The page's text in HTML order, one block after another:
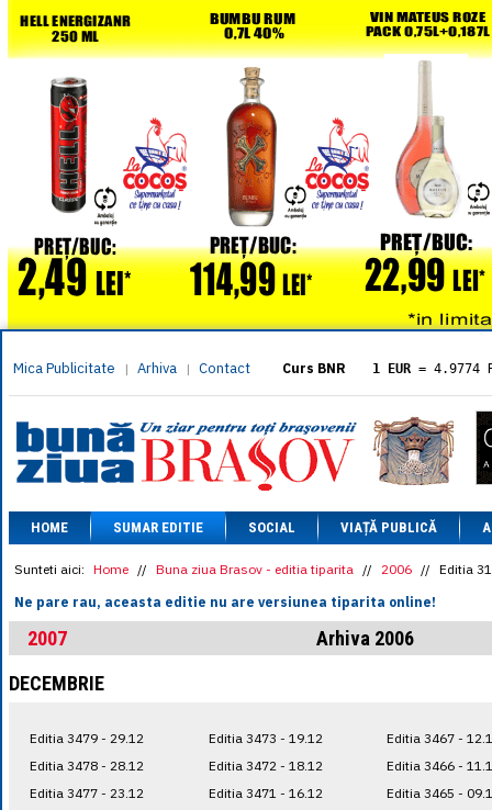
Mica Publicitate | Arhiva | Contact Curs BNR 1 EUR = 4.9774
= 5.8304
1 XAU= 464.4611
1 AED= 1.1933
1 AUD= 2.7957
1 BGN= 2.5449
1 CAD= 3.1559
1 CHF= 5.2813
1 CNY= 0.6015
1 DKK= 0.6668
1 EGP= 0.0860
1 HUF= 1.2223
1 MXN= 0.2227
1 NOK= 0.4191
HOME SUMAR EDITIE SOCIAL VIAȚĂ PUBLICĂ
Sunteti aici: Home // Buna ziua Brasov - editia tiparita // 2006 // Editia
Ne pare rau, aceasta editie nu are versiunea tiparita online!
2007
Arhiva 2006
DECEMBRIE
Editia 3479 - 29.12
Editia 3478 - 28.12
Editia 3477 - 23.12
Editia 3473 - 19.12
Editia 3472 - 18.12
Editia 3471 - 16.12
Editia 3467 -
Editia 3466 -
Editia 3465 -